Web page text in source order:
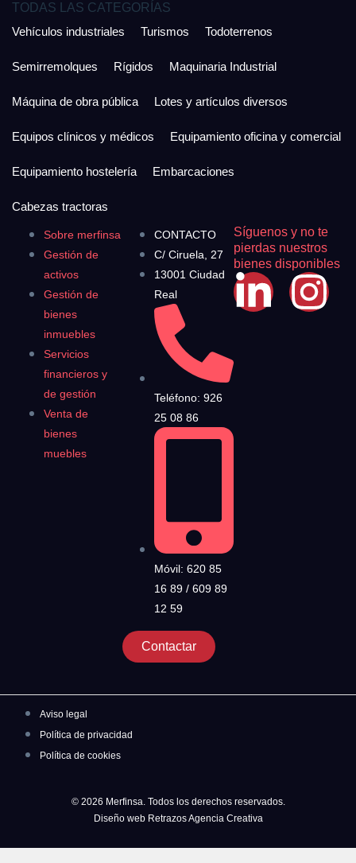
Sobre merfinsa
Gestión de
activos
Gestión de
bienes
inmuebles
Servicios
financieros y
de gestión
Venta de
bienes
muebles
CONTACTO
C/ Ciruela, 27
13001 Ciudad
Real
Teléfono: 926
25 08 86
Móvil: 620 85
16 89 / 609 89
12 59
Contactar
Síguenos y no te
pierdas nuestros
bienes disponibles
TODAS LAS CATEGORÍAS
Vehículos industriales
Turismos Todoterrenos
Semirremolques Rígidos Maquinaria Industrial
Máquina de obra pública Lotes y artículos diversos
Equipos clínicos y médicos Equipamiento oficina y comercial
Equipamiento hostelería Embarcaciones
Cabezas tractoras
Aviso legal
Política de privacidad
Política de cookies
© 2026 Merfinsa. Todos los derechos reservados.
Diseño web Retrazos Agencia Creativa